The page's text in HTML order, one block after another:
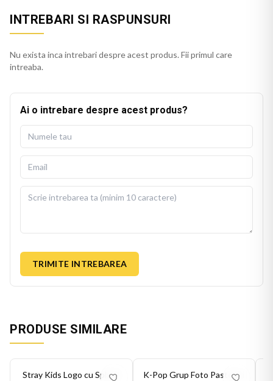
INTREBARI SI RASPUNSURI
Nu exista inca intrebari despre acest produs. Fii primul care
intreaba.
Ai o intrebare despre acest produs?
TRIMITE INTREBAREA
PRODUSE SIMILARE
%
Stray Kids Logo cu Splash
6%
K-Pop Grup Foto Pasteluri